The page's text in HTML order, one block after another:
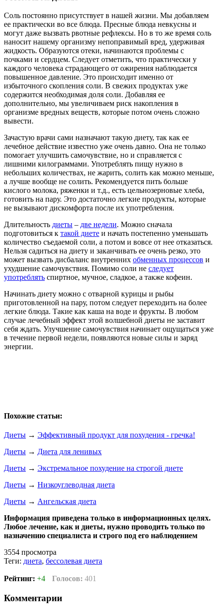
Соль постоянно присутствует в нашей жизни. Мы добавляем
ее практически во все блюда. Пресные блюда невкусны и
могут даже вызвать рвотные рефлексы. Но в то же время соль
наносит нашему организму непоправимый вред, удерживая
жидкость. Образуются отеки, начинаются проблемы с
почками и сердцем. Следует отметить, что практически у
каждого человека страдающего от ожирения наблюдается
повышенное давление. Это происходит именно от
избыточного скопления соли. В свежих продуктах уже
содержится необходимая доля соли. Добавляя ее
дополнительно, мы увеличиваем риск накопления в
организме вредных веществ, которые потом очень сложно
вывести.
Зачастую врачи сами назначают такую диету, так как ее
лечебное действие известно уже очень давно. Она не только
помогает улучшить самочувствие, но и справляется с
лишними килограммами. Употреблять пищу нужно в
небольших количествах, не жарить, солить как можно меньше,
а лучше вообще не солить. Рекомендуется пить больше
кислого молока, ряженки и т.д., есть цельнозерновые хлеба,
готовить на пару. Это достаточно легкие продукты, которые
не вызывают дискомфорта после их употребления.
Длительность диеты – две недели. Можно сначала
подготовиться к такой диете и начать постепенно уменьшать
количество съедаемой соли, а потом и вовсе от нее отказаться.
Нельзя садиться на диету и заканчивать ее очень резко, это
может вызвать дисбаланс внутренних обменных процессов и
ухудшение самочувствия. Помимо соли не следует
употреблять спиртное, мучное, сладкое, а также кофеин.
Начинать диету можно с отварной курицы и рыбы
приготовленной на пару, потом следует переходить на более
легкие блюда. Такие как каша на воде и фрукты. В любом
случае лечебный эффект этой волшебной диеты не заставит
себя ждать. Улучшение самочувствия начинает ощущаться уже
в течение первой недели, появляются новые силы и заряд
энергии.
Похожие статьи:
Диеты → Эффективный продукт для похудения - гречка!
Диеты → Диета для ленивых
Диеты → Экстремальное похудение на строгой диете
Диеты → Низкоуглеводная диета
Диеты → Ангельская диета
Информация приведена только в информационных целях.
Любое лечение, как и диеты, нужно проводить только по
назначению специалиста и строго под его наблюдением
3554 просмотра
Теги: диета, бессолевая диета
Рейтинг: +4 Голосов: 401
Комментарии